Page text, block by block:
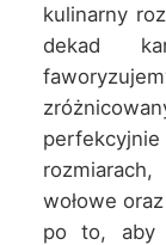
kulinarny
dekad
wołowe
po to, aby